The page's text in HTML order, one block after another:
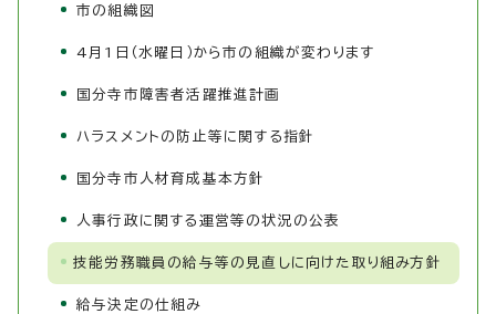
市の組織図
4月1日（水曜日）から市の組織が変わります
国分寺市障害者活躍推進計画
ハラスメントの防止等に関する指針
国分寺市人材育成基本方針
人事行政に関する運営等の状況の公表
技能労務職員の給与等の見直しに向けた取り組み方針
給与決定の仕組み